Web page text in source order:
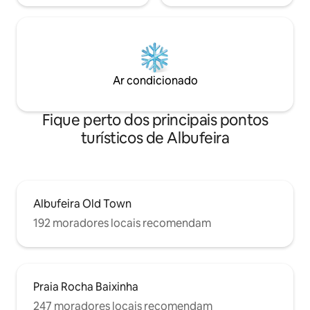
Ar condicionado
Fique perto dos principais pontos
turísticos de Albufeira
Albufeira Old Town
192 moradores locais recomendam
Praia Rocha Baixinha
247 moradores locais recomendam